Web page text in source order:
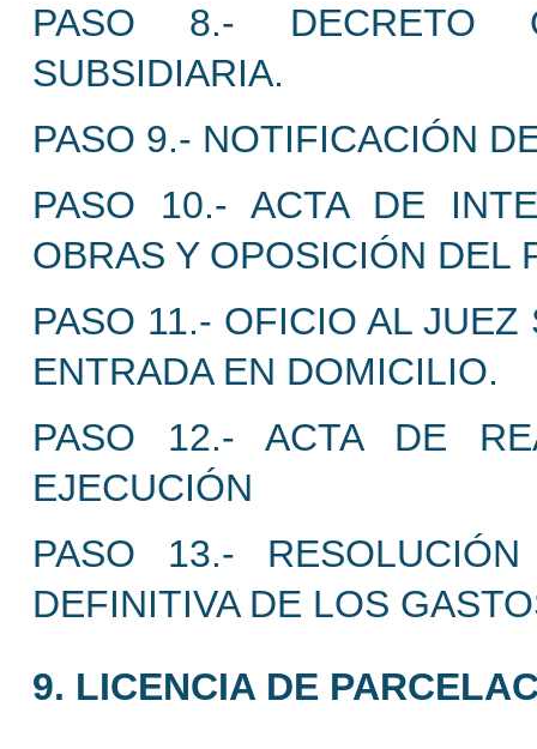
PASO 8.- DECRETO
SUBSIDIARIA.
PASO 9.- NOTIFICACIÓN
PASO 10.- ACTA DE
OBRAS Y OPOSICIÓN DEL
PASO 11.- OFICIO AL
ENTRADA EN DOMICILIO.
PASO 12.- ACTA DE
EJECUCIÓN
PASO 13.-
DEFINITIVA DE LOS
9. LICENCIA DE